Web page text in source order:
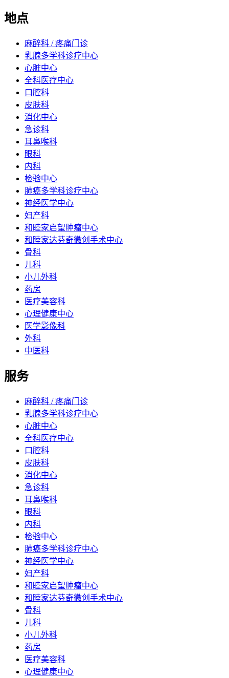
地点
麻醉科 / 疼痛门诊
乳腺多学科诊疗中心
心脏中心
全科医疗中心
口腔科
皮肤科
消化中心
急诊科
耳鼻喉科
眼科
内科
检验中心
肺癌多学科诊疗中心
神经医学中心
妇产科
和睦家启望肿瘤中心
和睦家达芬奇微创手术中心
骨科
儿科
小儿外科
药房
医疗美容科
心理健康中心
医学影像科
外科
中医科
服务
麻醉科 / 疼痛门诊
乳腺多学科诊疗中心
心脏中心
全科医疗中心
口腔科
皮肤科
消化中心
急诊科
耳鼻喉科
眼科
内科
检验中心
肺癌多学科诊疗中心
神经医学中心
妇产科
和睦家启望肿瘤中心
和睦家达芬奇微创手术中心
骨科
儿科
小儿外科
药房
医疗美容科
心理健康中心